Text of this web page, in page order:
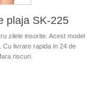
plaja SK-225
zilele insorite. Acest model
Cu livrare rapida in 24 de
riscuri.